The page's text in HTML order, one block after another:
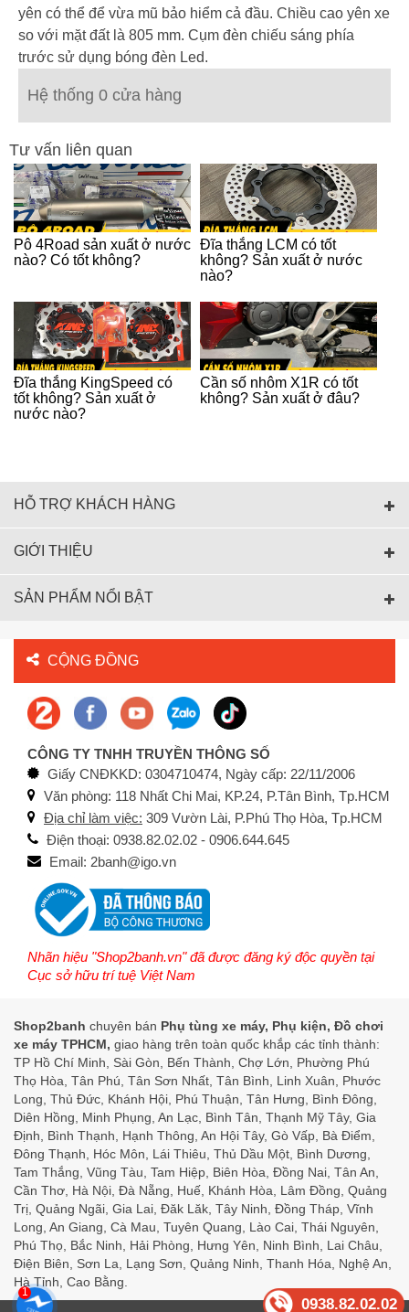
yên có thể để vừa mũ bảo hiểm cả đầu. Chiều cao yên xe
so với mặt đất là 805 mm. Cụm đèn chiếu sáng phía
trước sử dụng bóng đèn Led.
Hệ thống 0 cửa hàng
Tư vấn liên quan
Pô 4Road sản xuất ở nước
nào? Có tốt không?
Đĩa thắng LCM có tốt
không? Sản xuất ở nước
nào?
Đĩa thắng KingSpeed có
tốt không? Sản xuất ở
nước nào?
Cần số nhôm X1R có tốt
không? Sản xuất ở đâu?
HỖ TRỢ KHÁCH HÀNG
GIỚI THIỆU
SẢN PHẨM NỔI BẬT
CỘNG ĐỒNG
CÔNG TY TNHH TRUYỀN THÔNG SỐ
Giấy CNĐKKD: 0304710474, Ngày cấp: 22/11/2006
Văn phòng: 118 Nhất Chi Mai, KP.24, P.Tân Bình, Tp.HCM
Địa chỉ làm việc: 309 Vườn Lài, P.Phú Thọ Hòa, Tp.HCM
Điện thoại: 0938.82.02.02 - 0906.644.645
Email: 2banh@igo.vn
Nhãn hiệu "Shop2banh.vn" đã được đăng ký độc quyền tại
Cục sở hữu trí tuệ Việt Nam
Shop2banh chuyên bán Phụ tùng xe máy, Phụ kiện, Đồ chơi
xe máy TPHCM, giao hàng trên toàn quốc khắp các tỉnh thành:
TP Hồ Chí Minh, Sài Gòn, Bến Thành, Chợ Lớn, Phường Phú
Thọ Hòa, Tân Phú, Tân Sơn Nhất, Tân Bình, Linh Xuân, Phước
Long, Thủ Đức, Khánh Hội, Phú Thuận, Tân Hưng, Bình Đông,
Diên Hồng, Minh Phụng, An Lạc, Bình Tân, Thạnh Mỹ Tây, Gia
Định, Bình Thạnh, Hạnh Thông, An Hội Tây, Gò Vấp, Bà Điểm,
Đông Thạnh, Hóc Môn, Lái Thiêu, Thủ Dầu Một, Bình Dương,
Tam Thắng, Vũng Tàu, Tam Hiệp, Biên Hòa, Đồng Nai, Tân An,
Cần Thơ, Hà Nội, Đà Nẵng, Huế, Khánh Hòa, Lâm Đồng, Quảng
Trị, Quảng Ngãi, Gia Lai, Đăk Lăk, Tây Ninh, Đồng Tháp, Vĩnh
Long, An Giang, Cà Mau, Tuyên Quang, Lào Cai, Thái Nguyên,
Phú Thọ, Bắc Ninh, Hải Phòng, Hưng Yên, Ninh Bình, Lai Châu,
Điện Biên, Sơn La, Lạng Sơn, Quảng Ninh, Thanh Hóa, Nghệ An,
Hà Tỉnh, Cao Bằng.
0938.82.02.02
1